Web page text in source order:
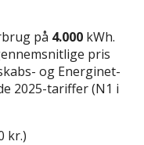
på 4.000 kWh.
pris
og Energinet-
2025-tariffer (N1 i
kr.)